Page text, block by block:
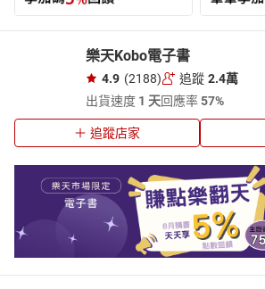
樂天Kobo電子書
4.9 (2188) 追蹤 2.4萬
出貨速度 1 天回應率57%
追蹤店家